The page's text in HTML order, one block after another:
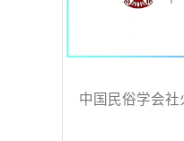
中国民俗学会